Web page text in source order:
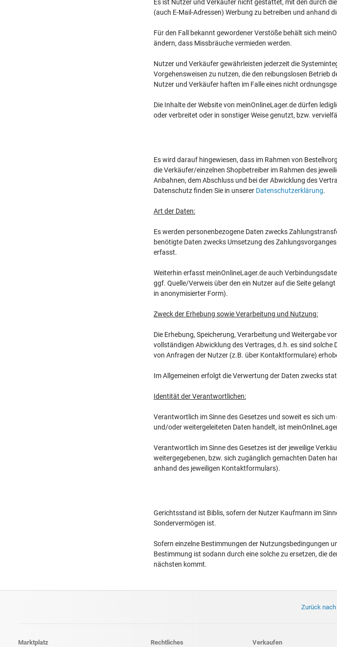
Es ist Nutzer und Verkäufer nicht gestattet, mit den durch
(auch E-Mail-Adressen) Werbung zu betreiben und anhand
Für den Fall bekannt gewordener Verstöße behält sich
ändern, dass Missbräuche vermieden werden.
Nutzer und Verkäufer gewährleisten jederzeit die
Vorgehensweisen zu nutzen, die den reibungslosen Betrieb
Nutzer und Verkäufer haften im Falle eines nicht
Die Inhalte der Website von meinOnlineLager.de dürfen
oder verbreitet oder in sonstiger Weise genutzt, bzw.
Es wird darauf hingewiesen, dass im Rahmen von
die Verkäufer/einzelnen Shopbetreiber im Rahmen des
Anbahnen, dem Abschluss und bei der Abwicklung des
Datenschutz finden Sie in unserer Datenschutzerklärung.
Art der Daten:
Es werden personenbezogene Daten zwecks
benötigte Daten zwecks Umsetzung des
erfasst.
Weiterhin erfasst meinOnlineLager.de auch
ggf. Quelle/Verweis über den ein Nutzer auf die Seite
in anonymisierter Form).
Zweck der Erhebung sowie Verarbeitung und Nutzung:
Die Erhebung, Speicherung, Verarbeitung und Weitergabe
vollständigen Abwicklung des Vertrages, d.h. es sind
von Anfragen der Nutzer (z.B. über Kontaktformulare)
Im Allgemeinen erfolgt die Verwertung der Daten zwecks
Identität der Verantwortlichen:
Verantwortlich im Sinne des Gesetzes und soweit es sich
und/oder weitergeleiteten Daten handelt, ist
Verantwortlich im Sinne des Gesetzes ist der jeweilige
weitergegebenen, bzw. sich zugänglich gemachten Daten
anhand des jeweiligen Kontaktformulars).
Gerichtsstand ist Biblis, sofern der Nutzer Kaufmann im
Sondervermögen ist.
Sofern einzelne Bestimmungen der Nutzungsbedingungen
Bestimmung ist sodann durch eine solche zu ersetzen, die
nächsten kommt.
Zurück nach
Marktplatz Rechtliches Verkaufen